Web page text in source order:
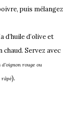
puis mélangez
d’huile d’olive et
Servez avec
rouge ou
râpé).